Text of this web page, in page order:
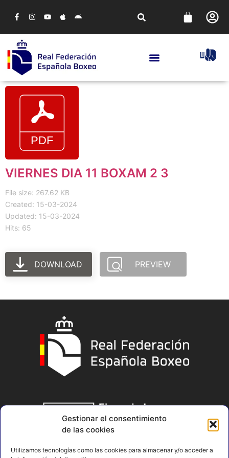
Gestionar el consentimiento
de las cookies
Utilizamos tecnologías como las cookies para almacenar y/o acceder a
VIERNES DIA 11 BOXAM 2 3
File size: 267.62 KB
Created: 15-03-2024
Updated: 15-03-2024
Hits: 65
DOWNLOAD PREVIEW